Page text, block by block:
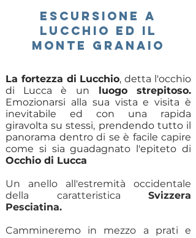
escursione a
lucchio ed il
monte granaio
La fortezza di Lucchio, detta l'occhio
di Lucca è un luogo strepitoso.
Emozionarsi alla sua vista e visita è
inevitabile ed con una rapida
giravolta su stessi, prendendo tutto il
panorama dentro di se è facile capire
come si sia guadagnato l'epiteto di
Occhio di Lucca
Un anello all'estremità occidentale
della caratteristica Svizzera
Pesciatina.
Cammineremo in mezzo a prati e